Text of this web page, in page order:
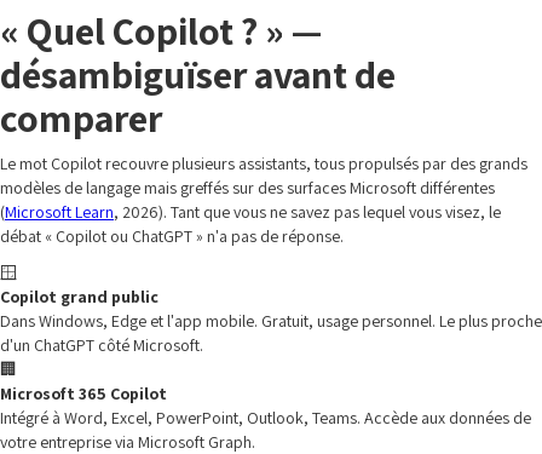
« Quel Copilot ? » —
désambiguïser avant de
comparer
Le mot Copilot recouvre plusieurs assistants, tous propulsés par des grands
modèles de langage mais greffés sur des surfaces Microsoft différentes
(Microsoft Learn, 2026). Tant que vous ne savez pas lequel vous visez, le
débat « Copilot ou ChatGPT » n'a pas de réponse.
🪟
Copilot grand public
Dans Windows, Edge et l'app mobile. Gratuit, usage personnel. Le plus proche
d'un ChatGPT côté Microsoft.
🏢
Microsoft 365 Copilot
Intégré à Word, Excel, PowerPoint, Outlook, Teams. Accède aux données de
votre entreprise via Microsoft Graph.